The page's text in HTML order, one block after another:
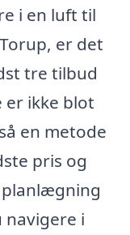
i en luft til
er det
tre tilbud
er ikke blot
en metode
pris og
navigere i